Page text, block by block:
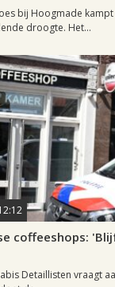
bij Hoogmade
droogte. Het...
coffeeshops:
Detaillisten vraagt